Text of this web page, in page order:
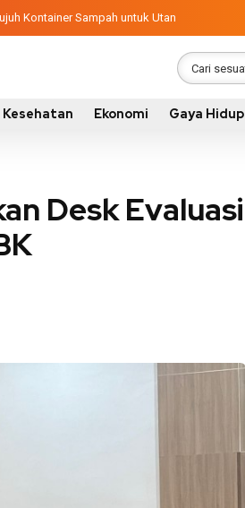
Tujuh Kontainer Sampah untuk Utan
Belajar di Tengah Keterbatasan
Kesehatan Ekonomi Gaya Hidup
Desk Evaluasi